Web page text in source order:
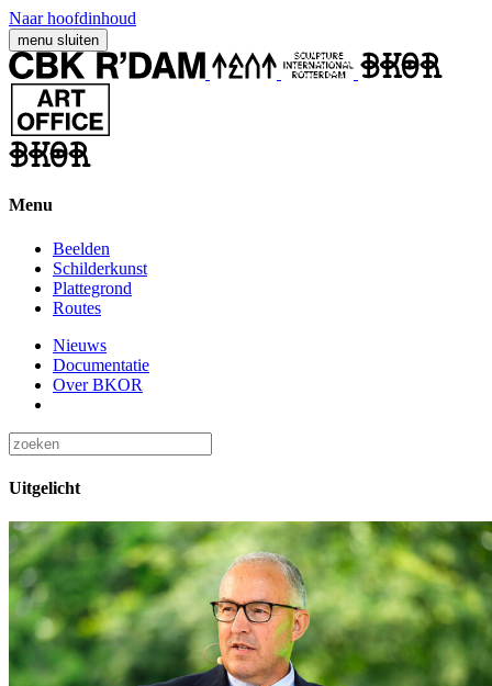
Naar hoofdinhoud
menu sluiten
Menu
Beelden
Schilderkunst
Plattegrond
Routes
Nieuws
Documentatie
Over BKOR
Uitgelicht